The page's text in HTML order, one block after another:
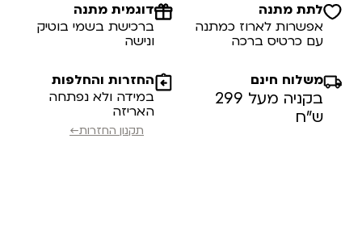
לתת מתנה
אפשרות לארוז כמתנה
עם כרטיס ברכה
דוגמית מתנה
ברכישת בשמי בוטיק
ונישה
משלוח חינם
בקניה מעל 299
ש”ח
החזרות והחלפות
במידה ולא נפתחה
האריזה
תקנון החזרות←